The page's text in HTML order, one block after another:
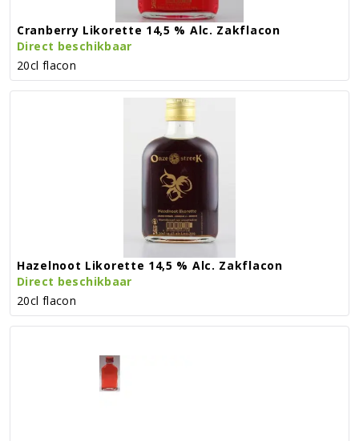
Cranberry Likorette 14,5 % Alc. Zakflacon
Direct beschikbaar
20cl flacon
Hazelnoot Likorette 14,5 % Alc. Zakflacon
Direct beschikbaar
20cl flacon